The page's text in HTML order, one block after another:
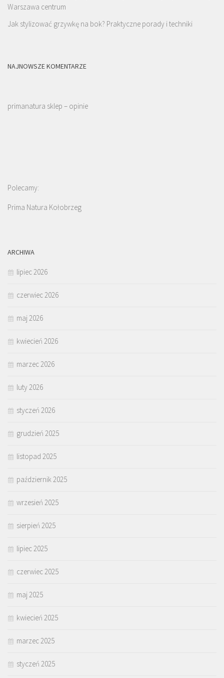
Warszawa centrum
Jak stylizować grzywkę na bok? Praktyczne porady i techniki
NAJNOWSZE KOMENTARZE
primanatura sklep – opinie
Polecamy:
Prima Natura Kołobrzeg
ARCHIWA
lipiec 2026
czerwiec 2026
maj 2026
kwiecień 2026
marzec 2026
luty 2026
styczeń 2026
grudzień 2025
listopad 2025
październik 2025
wrzesień 2025
sierpień 2025
lipiec 2025
czerwiec 2025
maj 2025
kwiecień 2025
marzec 2025
styczeń 2025